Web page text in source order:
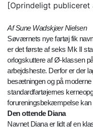
[Oprindeligt publiceret
Af Sune Wadskjær Nielsen
Søværnets nye fartøj fik
er det første af seks Mk II
orlogskuttere af Ø-klassen
arbejdsheste. Derfor er der
besætningen og på
standardfartøjernes
forureningsbekæmpelse kan
Den ottende Diana
Navnet Diana er lidt af en